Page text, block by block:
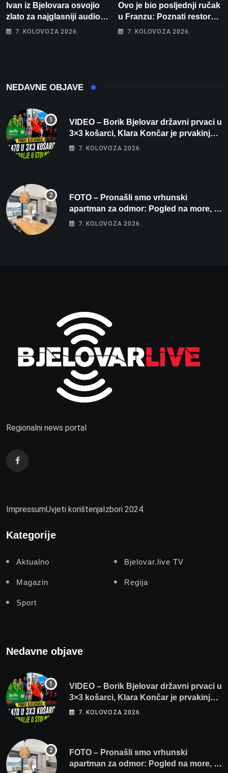
Ivan iz Bjelovara osvojio
zlato za najglasniji audio
sustav i srušio osobni
7. KOLOVOZA 2026.
Ovo je bio posljednji ručak
u Franzu: Poznati restoran
otišao u povijest, a
7. KOLOVOZA 2026.
NEDAVNE OBJAVE
VIDEO – Borik Bjelovar državni prvaci u
3×3 košarci, Klara Končar je prvakinja
Hrvatske u stolnom tenisu!
7. KOLOVOZA 2026.
FOTO – Pronašli smo vrhunski
apartman za odmor: Pogled na more, tri
spavaće sobe i terasa koja osvaja
7. KOLOVOZA 2026.
Regionalni news portal
ImpressumUvjeti korištenjaIzbori 2024.
Kategorije
Aktualno Bjelovar.live TV
Magazin Regija
Sport
Nedavne objave
VIDEO – Borik Bjelovar državni prvaci u
3×3 košarci, Klara Končar je prvakinja
Hrvatske u stolnom tenisu!
7. KOLOVOZA 2026.
FOTO – Pronašli smo vrhunski
apartman za odmor: Pogled na more, tri